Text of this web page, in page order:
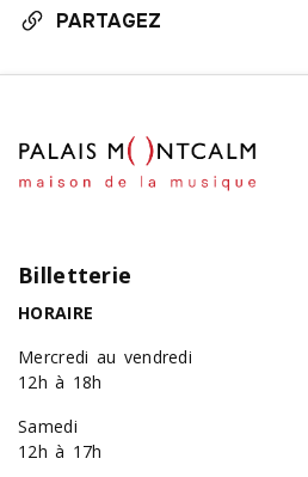
PARTAGEZ
Billetterie
HORAIRE
Mercredi au vendredi
12h à 18h
Samedi
12h à 17h